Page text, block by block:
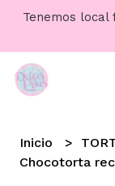
Tenemos local
Inicio
Chocotorta